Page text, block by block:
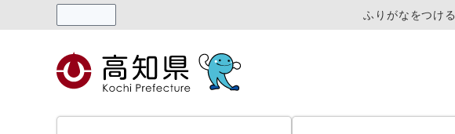
ふりがなをつける